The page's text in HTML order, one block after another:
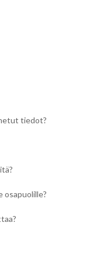
tiedot?
osapuolille?